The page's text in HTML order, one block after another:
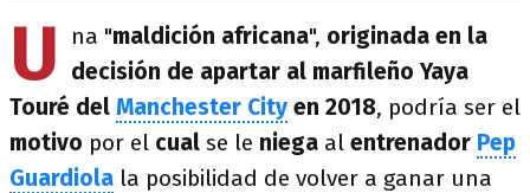
U na "maldición africana", originada en la
decisión de apartar al marfileño Yaya
Touré del Manchester City en 2018, podría ser el
motivo por el cual se le niega al entrenador Pep
Guardiola la posibilidad de volver a ganar una